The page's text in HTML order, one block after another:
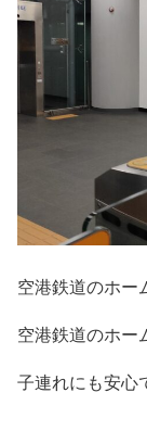
空港鉄道のホー
空港鉄道のホー
子連れにも安心